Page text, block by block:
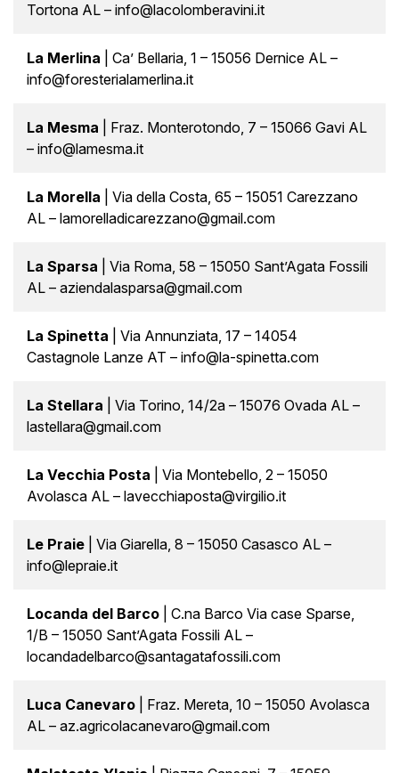
Tortona AL – info@lacolomberavini.it
La Merlina | Ca’ Bellaria, 1 – 15056 Dernice AL –
info@foresterialamerlina.it
La Mesma | Fraz. Monterotondo, 7 – 15066 Gavi AL
– info@lamesma.it
La Morella | Via della Costa, 65 – 15051 Carezzano
AL – lamorelladicarezzano@gmail.com
La Sparsa | Via Roma, 58 – 15050 Sant’Agata Fossili
AL – aziendalasparsa@gmail.com
La Spinetta | Via Annunziata, 17 – 14054
Castagnole Lanze AT – info@la-spinetta.com
La Stellara | Via Torino, 14/2a – 15076 Ovada AL –
lastellara@gmail.com
La Vecchia Posta | Via Montebello, 2 – 15050
Avolasca AL – lavecchiaposta@virgilio.it
Le Praie | Via Giarella, 8 – 15050 Casasco AL –
info@lepraie.it
Locanda del Barco | C.na Barco Via case Sparse,
1/B – 15050 Sant’Agata Fossili AL –
locandadelbarco@santagatafossili.com
Luca Canevaro | Fraz. Mereta, 10 – 15050 Avolasca
AL – az.agricolacanevaro@gmail.com